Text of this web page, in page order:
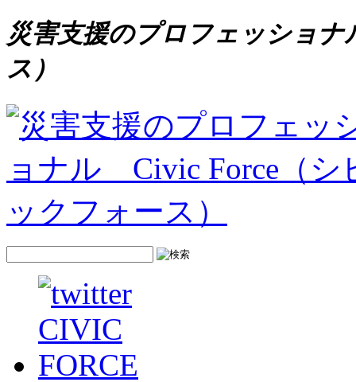
災害支援のプロフェッショ
ス）